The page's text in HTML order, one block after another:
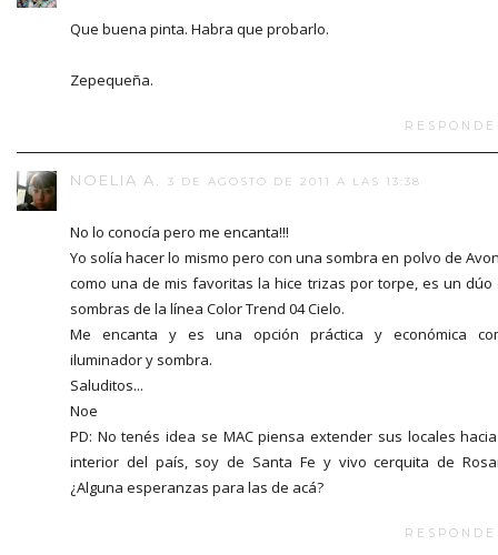
Que buena pinta. Habra que probarlo.
Zepequeña.
NOELIA A. 3 DE AGOSTO DE 2011 A LAS 13:38
No lo conocía pero me encanta!!!
Yo solía hacer lo mismo pero con una sombra en polvo de
como una de mis favoritas la hice trizas por torpe, es un dúo
sombras de la línea Color Trend 04 Cielo.
Me encanta y es una opción práctica y económica
iluminador y sombra.
Saluditos...
Noe
PD: No tenés idea se MAC piensa extender sus locales
interior del país, soy de Santa Fe y vivo cerquita de
¿Alguna esperanzas para las de acá?